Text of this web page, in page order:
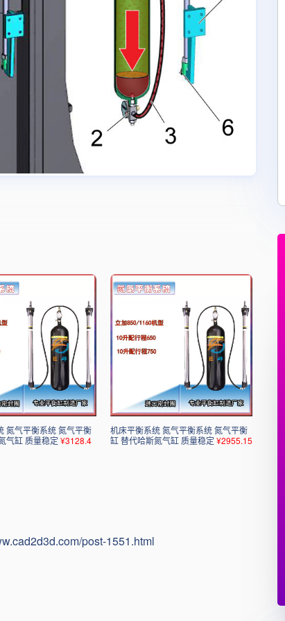
氮气平衡系统 氮气平衡
气缸 质量稳定 ¥3128.4
机床平衡系统 氮气平衡系统 氮气平衡
缸 替代哈斯氮气缸 质量稳定 ¥2955.15
post-1551.html